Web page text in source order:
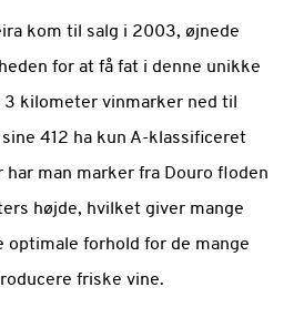
kom til salg i 2003, øjnede
for at få fat i denne unikke
kilometer vinmarker ned til
412 ha kun A-klassificeret
man marker fra Douro floden
højde, hvilket giver mange
optimale forhold for de mange
friske vine.